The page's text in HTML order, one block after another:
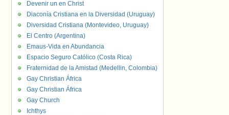
Devenir un en Christ
Diaconía Cristiana en la Diversidad (Uruguay)
Diversidad Cristiana (Montevideo, Uruguay)
El Centro (Argentina)
Emaus-Vida en Abundancia
Espacio Seguro Católico (Costa Rica)
Fraternidad de la Amistad (Medellin, Colombia)
Gay Christian África
Gay Christian África
Gay Church
Ichthys